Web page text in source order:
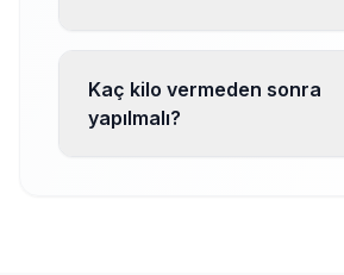
Kaç kilo vermeden sonra
yapılmalı?